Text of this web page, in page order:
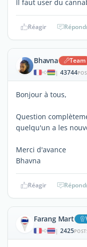
Il faut user du
Réagir
Bhavna Team
| 43744
Bonjour à tous,
Question
quelqu'un a les
Merci d'avance
Bhavna
Réagir
Farang Mart
| 2425